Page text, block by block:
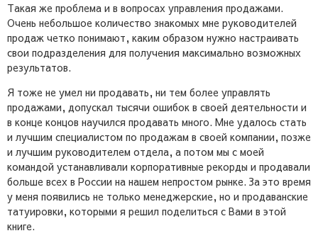
Такая же проблема и в вопросах управления продажами.
Очень небольшое количество знакомых мне руководителей
продаж четко понимают, каким образом нужно настраивать
свои подразделения для получения максимально возможных
результатов.
Я тоже не умел ни продавать, ни тем более управлять
продажами, допускал тысячи ошибок в своей деятельности и
в конце концов научился продавать много. Мне удалось стать
и лучшим специалистом по продажам в своей компании, позже
и лучшим руководителем отдела, а потом мы с моей
командой устанавливали корпоративные рекорды и продавали
больше всех в России на нашем непростом рынке. За это время
у меня появились не только менеджерские, но и продаванские
татуировки, которыми я решил поделиться с Вами в этой
книге.